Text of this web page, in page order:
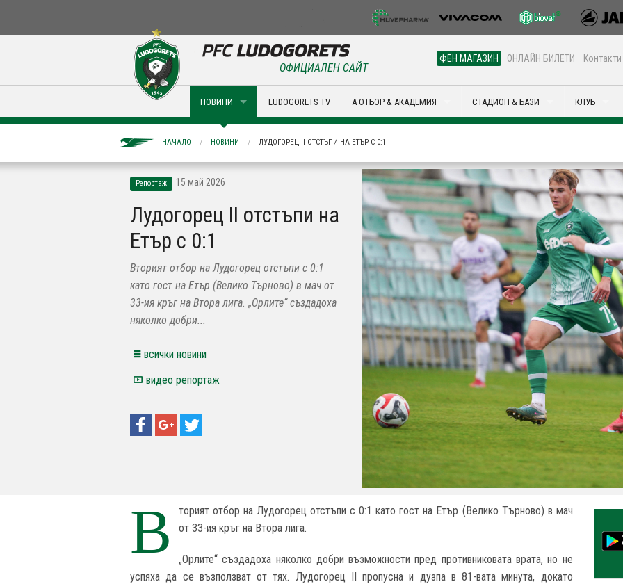
ФЕН МАГАЗИН ОНЛАЙН БИЛЕТИ Контакти
ОФИЦИАЛЕН САЙТ
НОВИНИ LUDOGORETS TV А ОТБОР & АКАДЕМИЯ СТАДИОН & БАЗИ КЛУБ
НАЧАЛО НОВИНИ ЛУДОГОРЕЦ II ОТСТЪПИ НА ЕТЪР С 0:1
Репортаж 15 май 2026
Лудогорец II отстъпи на
Етър с 0:1
Вторият отбор на Лудогорец отстъпи с 0:1
като гост на Етър (Велико Търново) в мач от
33-ия кръг на Втора лига. „Орлите“ създадоха
няколко добри...
всички новини
видео репортаж
В
торият отбор на Лудогорец отстъпи с 0:1 като гост на Етър (Велико Търново) в мач
от 33-ия кръг на Втора лига.
„Орлите“ създадоха няколко добри възможности пред противниковата врата, но не
успяха да се възползват от тях. Лудогорец II пропусна и дузпа в 81-вата минута, докато